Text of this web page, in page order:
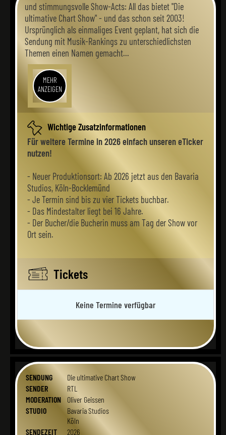
und stimmungsvolle Show-Acts: All das bietet "Die
ultimative Chart Show" - und das schon seit 2003!
Ursprünglich als einmaliges Event geplant, hat sich die
Sendung mit Musik-Rankings zu unterschiedlichsten
Themen einen Namen gemacht...
MEHR
ANZEIGEN
Wichtige Zusatzinformationen
Für weitere Termine in 2026 einfach unseren eTicker
nutzen!
- Neuer Produktionsort: Ab 2026 jetzt aus den Bavaria
Studios, Köln-Bocklemünd
- Je Termin sind bis zu vier Tickets buchbar.
- Das Mindestalter liegt bei 16 Jahre.
- Der Bucher/die Bucherin muss am Tag der Show vor
Ort sein.
Tickets
Keine Termine verfügbar
SENDUNG
Die ultimative Chart Show
SENDER
RTL
MODERATION
Oliver Geissen
STUDIO
Bavaria Studios
Köln
SENDEZEIT
2026